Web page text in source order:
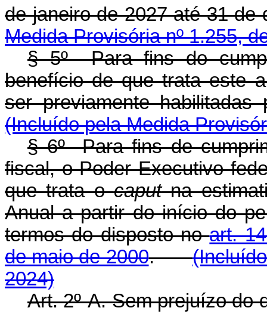
de janeiro de 2027 até 31
Medida Provisória nº 1.255,
§ 5º Para fins do
benefício de que trata este
ser previamente
(Incluído pela Medida
§ 6º Para fins de
fiscal, o Poder Executivo
que trata ocaputna
Anual a partir do início do
termos do disposto noart.
de maio de 2000.
2024)
Art. 2º-A. Sem prejuízo do